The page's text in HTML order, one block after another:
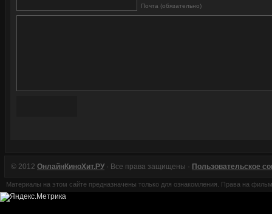
Почта (обязательно)
© 2012 ОнлайнКиноХит.РУ· Все права защищены · Пользовательское
Материалы на этом сайте предназначены только для ознакомления. Права на